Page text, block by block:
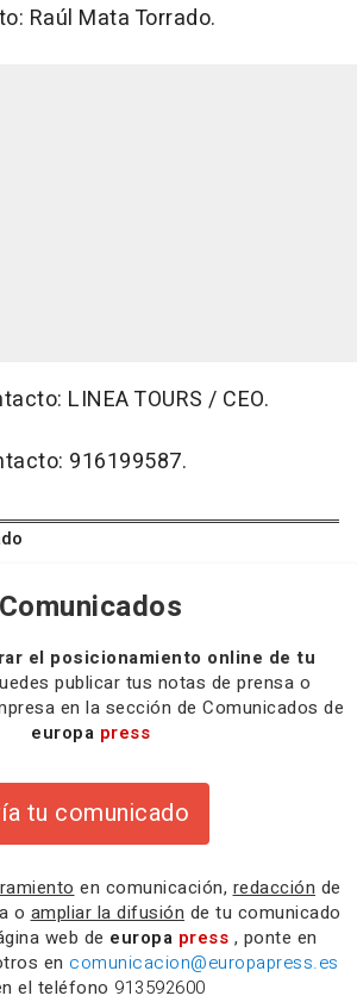
Raúl Mata Torrado.
LINEA TOURS / CEO.
916199587.
Comunicados
el posicionamiento online de tu
publicar tus notas de prensa o
en la sección de Comunicados de
europa press
tu comunicado
en comunicación, redacción de
o ampliar la difusión de tu comunicado
web de europa press , ponte en
en comunicacion@europapress.es
el teléfono 913592600